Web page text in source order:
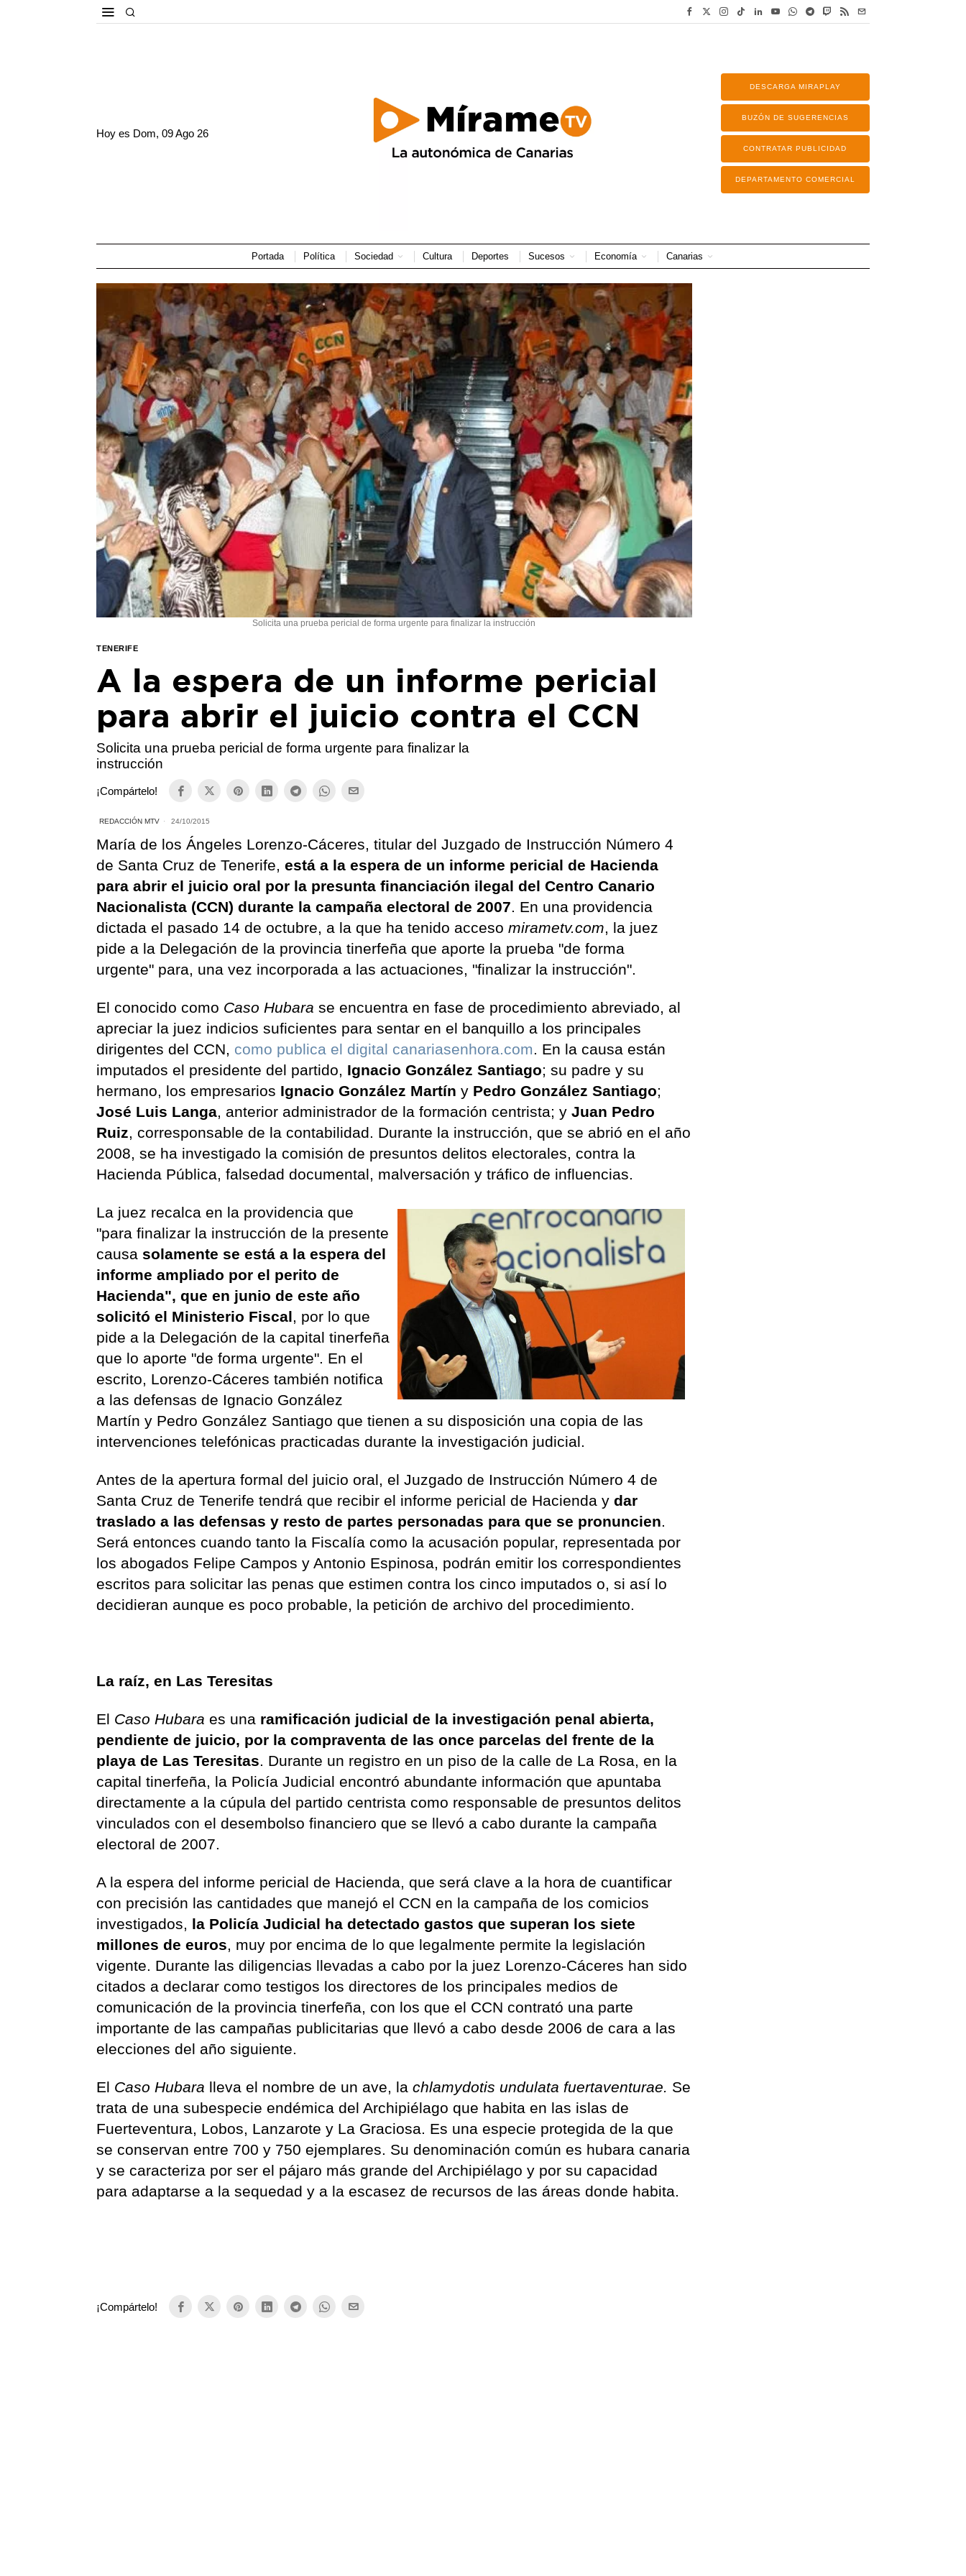
Hoy es Dom, 09 Ago 26
DESCARGA MIRAPLAY
BUZÓN DE SUGERENCIAS
CONTRATAR PUBLICIDAD
DEPARTAMENTO COMERCIAL
Portada Política Sociedad Cultura Deportes Sucesos Economía Canarias
Solicita una prueba pericial de forma urgente para finalizar la instrucción
TENERIFE
A la espera de un informe pericial
para abrir el juicio contra el CCN
Solicita una prueba pericial de forma urgente para finalizar la
instrucción
¡Compártelo!
REDACCIÓN MTV 24/10/2015
María de los Ángeles Lorenzo-Cáceres, titular del Juzgado de Instrucción Número 4
de Santa Cruz de Tenerife,está a la espera de un informe pericial de Hacienda
para abrir el juicio oral por la presunta financiación ilegal del Centro Canario
Nacionalista (CCN) durante la campaña electoral de 2007. En una providencia
dictada el pasado 14 de octubre, a la que ha tenido accesomirametv.com, la juez
pide a la Delegación de la provincia tinerfeña que aporte la prueba "de forma
urgente" para, una vez incorporada a las actuaciones, "finalizar la instrucción".
El conocido como Caso Hubara se encuentra en fase de procedimiento abreviado, al
apreciar la juez indicios suficientes para sentar en el banquillo a los principales
dirigentes del CCN, como publica el digital canariasenhora.com. En la causa están
imputados el presidente del partido, Ignacio González Santiago; su padre y su
hermano, los empresarios Ignacio González Martín y Pedro González Santiago;
José Luis Langa, anterior administrador de la formación centrista; yJuan Pedro
Ruiz, corresponsable de la contabilidad. Durante la instrucción, que se abrió en el año
2008, se ha investigado la comisión de presuntos delitos electorales, contra la
Hacienda Pública, falsedad documental, malversación y tráfico de influencias.
La juez recalca en la providencia que
"para finalizar la instrucción de la presente
causa solamente se está a la espera del
informe ampliado por el perito de
Hacienda", que en junio de este año
solicitó el Ministerio Fiscal, por lo que
pide a la Delegación de la capital tinerfeña
que lo aporte "de forma urgente". En el
escrito, Lorenzo-Cáceres también notifica
a las defensas de Ignacio González
Martín y Pedro González Santiago que tienen a su disposición una copia de las
intervenciones telefónicas practicadas durante la investigación judicial.
Antes de la apertura formal del juicio oral, el Juzgado de Instrucción Número 4 de
Santa Cruz de Tenerife tendrá que recibir el informe pericial de Hacienda ydar
traslado a las defensas y resto de partes personadas para que se pronuncien.
Será entonces cuando tanto la Fiscalía como la acusación popular, representada por
los abogados Felipe Campos y Antonio Espinosa, podrán emitir los correspondientes
escritos para solicitar las penas que estimen contra los cinco imputados o, si así lo
decidieran aunque es poco probable, la petición de archivo del procedimiento.
La raíz, en Las Teresitas
El Caso Hubaraes una ramificación judicial de la investigación penal abierta,
pendiente de juicio, por la compraventa de las once parcelas del frente de la
playa de Las Teresitas. Durante un registro en un piso de la calle de La Rosa, en la
capital tinerfeña, la Policía Judicial encontró abundante información que apuntaba
directamente a la cúpula del partido centrista como responsable de presuntos delitos
vinculados con el desembolso financiero que se llevó a cabo durante la campaña
electoral de 2007.
A la espera del informe pericial de Hacienda, que será clave a la hora de cuantificar
con precisión las cantidades que manejó el CCN en la campaña de los comicios
investigados, la Policía Judicial ha detectado gastos que superan los siete
millones de euros, muy por encima de lo que legalmente permite la legislación
vigente. Durante las diligencias llevadas a cabo por la juez Lorenzo-Cáceres han sido
citados a declarar como testigos los directores de los principales medios de
comunicación de la provincia tinerfeña, con los que el CCN contrató una parte
importante de las campañas publicitarias que llevó a cabo desde 2006 de cara a las
elecciones del año siguiente.
El Caso Hubara lleva el nombre de un ave, lachlamydotis undulata fuertaventurae. Se
trata de una subespecie endémica del Archipiélago que habita en las islas de
Fuerteventura, Lobos, Lanzarote y La Graciosa. Es una especie protegida de la que
se conservan entre 700 y 750 ejemplares. Su denominación común es hubara canaria
y se caracteriza por ser el pájaro más grande del Archipiélago y por su capacidad
para adaptarse a la sequedad y a la escasez de recursos de las áreas donde habita.
¡Compártelo!